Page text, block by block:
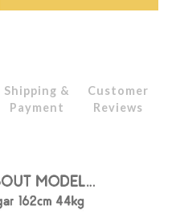
Shipping &
Payment
Customer
Reviews